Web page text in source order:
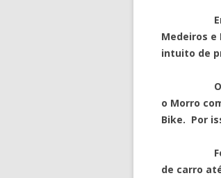
Em uma
Medeiros e
intuito de
O local
o Morro
Bike. Por
Fomos
de carro